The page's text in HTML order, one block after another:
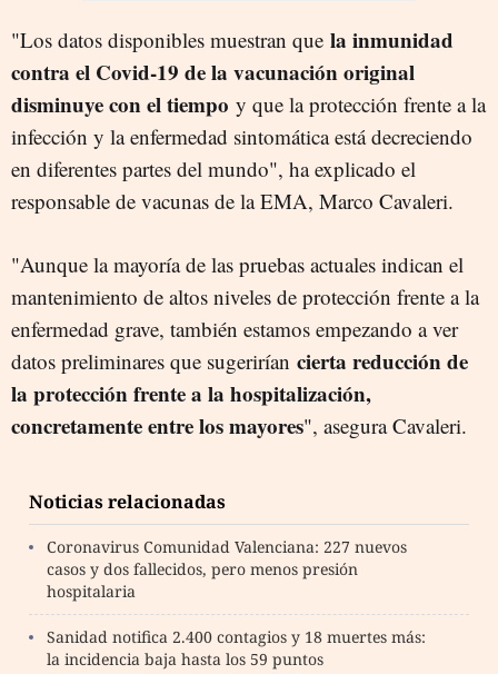
"Los datos disponibles muestran que la inmunidad
contra el Covid-19 de la vacunación original
disminuye con el tiempo y que la protección frente a la
infección y la enfermedad sintomática está decreciendo
en diferentes partes del mundo", ha explicado el
responsable de vacunas de la EMA, Marco Cavaleri.
"Aunque la mayoría de las pruebas actuales indican el
mantenimiento de altos niveles de protección frente a la
enfermedad grave, también estamos empezando a ver
datos preliminares que sugerirían cierta reducción de
la protección frente a la hospitalización,
concretamente entre los mayores", asegura Cavaleri.
Noticias relacionadas
Coronavirus Comunidad Valenciana: 227 nuevos
casos y dos fallecidos, pero menos presión
hospitalaria
Sanidad notifica 2.400 contagios y 18 muertes más:
la incidencia baja hasta los 59 puntos